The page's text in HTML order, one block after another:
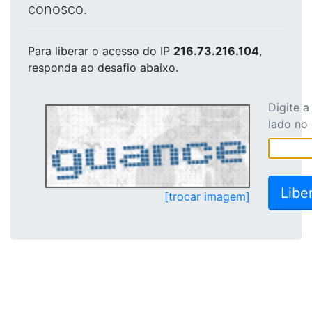
conosco.
Para liberar o acesso do IP 216.73.216.104,
responda ao desafio abaixo.
[trocar imagem]
Digite
lado no